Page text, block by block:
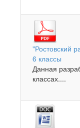
"Ростовский
6 классы
Данная
классах....